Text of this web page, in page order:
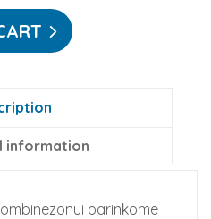
information
parinkome